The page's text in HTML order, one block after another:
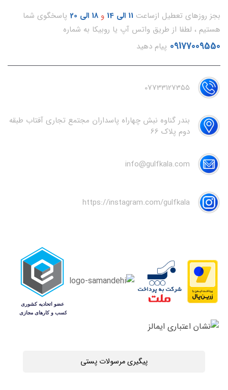
بجز روزهای تعطیل ازساعت 11 الی 14 و 18 الی 20
پاسخگوی شما
هستیم ، لطفا از طریق واتس آپ یا روبیکا به شماره
09177009550 پیام دهید
07733127355
بندر گناوه نبش چهاراه پاسداران مجتمع تجاری آفتاب طبقه
دوم پلاک 66
info@gulfkala.com
https://instagram.com/gulfkala
پیگیری مرسولات پستی